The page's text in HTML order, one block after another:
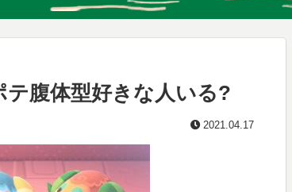
テ腹体型好きな人いる?
2021.04.17